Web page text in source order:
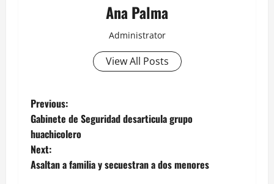
Ana Palma
Administrator
View All Posts
Post
navigation
Previous:
Gabinete de Seguridad desarticula grupo
huachicolero
Next:
Asaltan a familia y secuestran a dos menores